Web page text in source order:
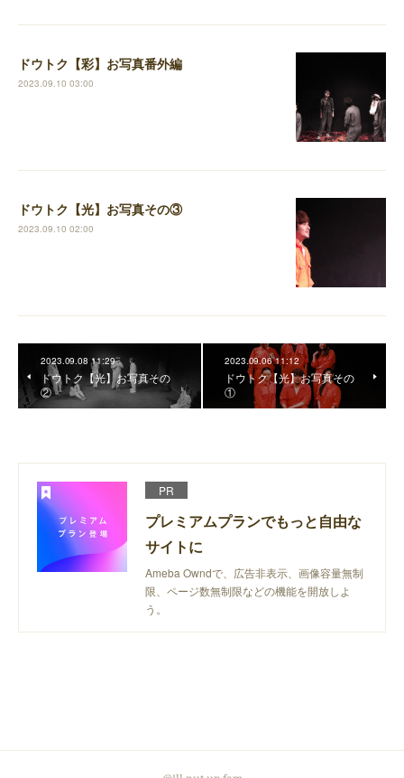
ドウトク【彩】お写真番外編
2023.09.10 03:00
ドウトク【光】お写真その③
2023.09.10 02:00
2023.09.08 11:29
ドウトク【光】お写真その
②
2023.09.06 11:12
ドウトク【光】お写真その
①
PR
プレミアムプランでもっと自由な
サイトに
Ameba Owndで、広告非表示、画像容量無制
限、ページ数無制限などの機能を開放しよ
う。